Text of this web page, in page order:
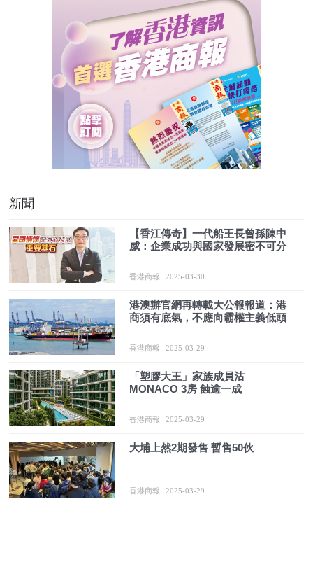
新聞
【香江傳奇】一代船王長曾孫陳中
威：企業成功與國家發展密不可分
香港商報 2025-03-30
港澳辦官網再轉載大公報報道：港
商須有底氣，不應向霸權主義低頭
香港商報 2025-03-29
「塑膠大王」家族成員沽
MONACO 3房 蝕逾一成
香港商報 2025-03-29
大埔上然2期發售 暫售50伙
香港商報 2025-03-29